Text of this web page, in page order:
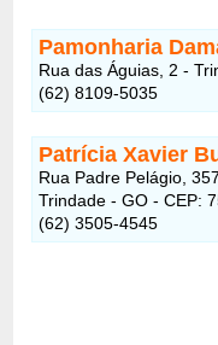
Pamonharia
Rua das Águias, 2 -
(62) 8109-5035
Patrícia Xavier
Rua Padre Pelágio,
Trindade - GO - CEP:
(62) 3505-4545